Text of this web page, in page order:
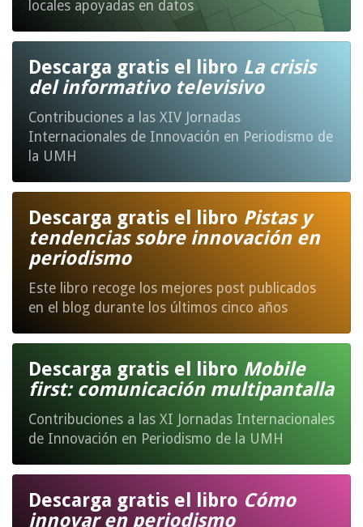
locales apoyadas en datos
Descarga gratis el libro La crisis
del informativo televisivo
Contribuciones a las XIV Jornadas
Internacionales de Innovación en Periodismo de
la UMH
Descarga gratis el libro Pistas y
tendencias sobre innovación en
periodismo
Este libro recoge los mejores post publicados
en el blog durante los últimos cinco años
Descarga gratis el libro Mobile
first: comunicación multipantalla
Contribuciones a las XI Jornadas Internacionales
de Innovación en Periodismo de la UMH
Descarga gratis el libro Cómo
innovar en periodismo